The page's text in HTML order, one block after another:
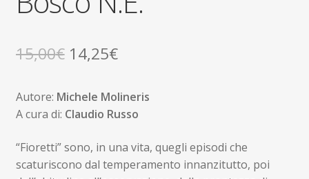
15,00€ Il
originale
15,00€.
14,25€Il
attuale
14,25€.
Autore: Michele Molineris
A cura di: Claudio Russo
“Fioretti” sono, in una vita, quegli episodi che
scaturiscono dal temperamento innanzitutto, poi